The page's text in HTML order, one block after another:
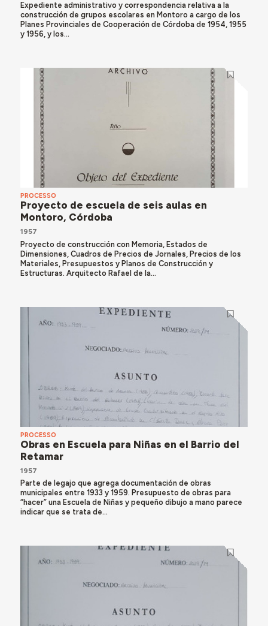
Expediente administrativo y correspondencia relativa a la
construcción de grupos escolares en Montoro a cargo de los
Planes Provinciales de Cooperación de Córdoba de 1954, 1955
y 1956, y los...
PROCESSO
Proyecto de escuela de seis aulas en
Montoro, Córdoba
1957
Proyecto de construcción con Memoria, Estados de
Dimensiones, Cuadros de Precios de Jornales, Precios de los
Materiales, Presupuestos y Planos de Construcción y
Estructuras. Arquitecto Rafael de la...
PROCESSO
Obras en Escuela para Niñas en el Barrio del
Retamar
1957
Parte de legajo que agrega documentación de obras
municipales entre 1933 y 1959. Presupuesto de obras para
“hacer” una Escuela de Niñas y pequeño dibujo a mano parece
indicar que se trata de...